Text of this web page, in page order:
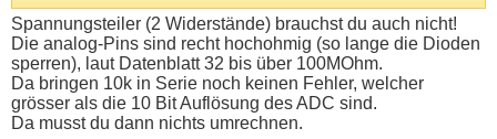
Spannungsteiler (2 Widerstände) brauchst du auch nicht!
Die analog-Pins sind recht hochohmig (so lange die Dioden
sperren), laut Datenblatt 32 bis über 100MOhm.
Da bringen 10k in Serie noch keinen Fehler, welcher
grösser als die 10 Bit Auflösung des ADC sind.
Da musst du dann nichts umrechnen.